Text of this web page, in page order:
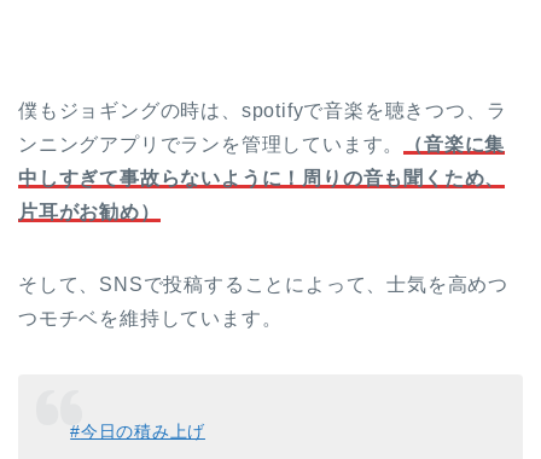
僕もジョギングの時は、spotifyで音楽を聴きつつ、ラ
ンニングアプリでランを管理しています。
（音楽に集
中しすぎて事故らないように！周りの音も聞くため、
片耳がお勧め）
そして、SNSで投稿することによって、士気を高めつ
つモチベを維持しています。
#今日の積み上げ